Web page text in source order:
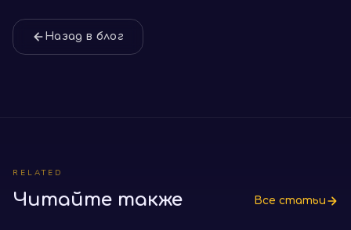
Назад в блог
RELATED
Читайте также Все статьи